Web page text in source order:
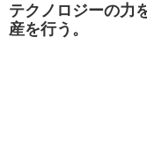
テクノロジーの力
産を行う。